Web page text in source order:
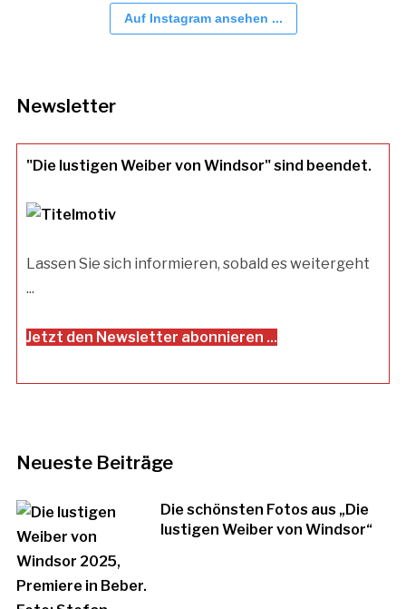
Auf Instagram ansehen ...
Newsletter
"Die lustigen Weiber von Windsor" sind beendet.
Lassen Sie sich informieren, sobald es weitergeht
...
Jetzt den Newsletter abonnieren ...
Neueste Beiträge
Die schönsten Fotos aus „Die
lustigen Weiber von Windsor“